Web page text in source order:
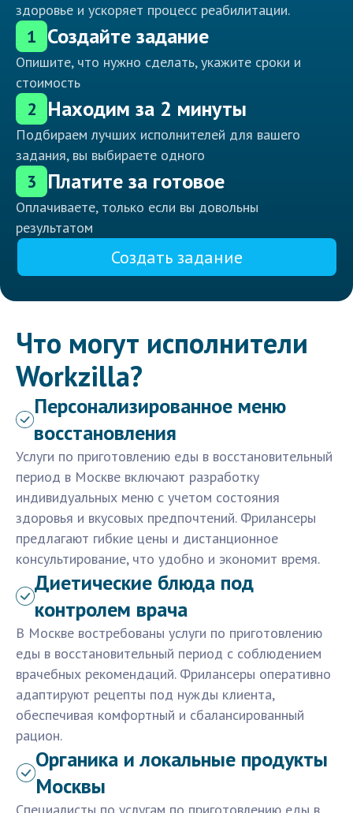
здоровье и ускоряет процесс реабилитации.
1 Создайте задание
Опишите, что нужно сделать, укажите сроки и
стоимость
2 Находим за 2 минуты
Подбираем лучших исполнителей для вашего
задания, вы выбираете одного
3 Платите за готовое
Оплачиваете, только если вы довольны
результатом
Создать задание
Что могут исполнители
Workzilla?
Персонализированное меню
восстановления
Услуги по приготовлению еды в восстановительный
период в Москве включают разработку
индивидуальных меню с учетом состояния
здоровья и вкусовых предпочтений. Фрилансеры
предлагают гибкие цены и дистанционное
консультирование, что удобно и экономит время.
Диетические блюда под
контролем врача
В Москве востребованы услуги по приготовлению
еды в восстановительный период с соблюдением
врачебных рекомендаций. Фрилансеры оперативно
адаптируют рецепты под нужды клиента,
обеспечивая комфортный и сбалансированный
рацион.
Органика и локальные продукты
Москвы